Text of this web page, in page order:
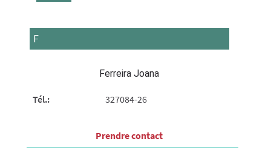
F
Ferreira Joana
Tél.: 327084-26
Prendre contact​